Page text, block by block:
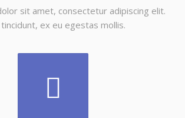
sit amet, consectetur adipiscing elit.
tincidunt, ex eu egestas mollis.